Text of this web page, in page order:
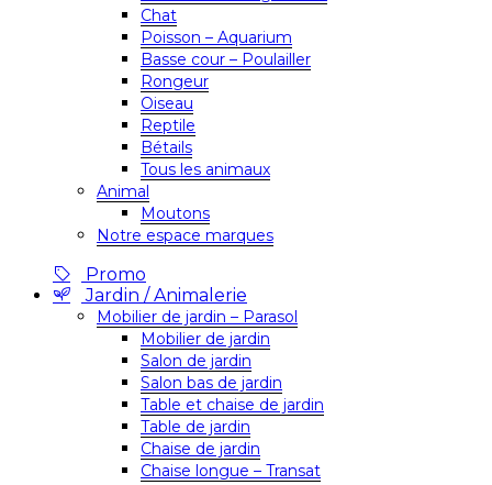
Chat
Poisson – Aquarium
Basse cour – Poulailler
Rongeur
Oiseau
Reptile
Bétails
Tous les animaux
Animal
Moutons
Notre espace marques
Promo
Jardin / Animalerie
Mobilier de jardin – Parasol
Mobilier de jardin
Salon de jardin
Salon bas de jardin
Table et chaise de jardin
Table de jardin
Chaise de jardin
Chaise longue – Transat